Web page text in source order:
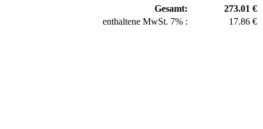
Gesamt:
273.01 €
enthaltene MwSt. 7% :
17.86 €